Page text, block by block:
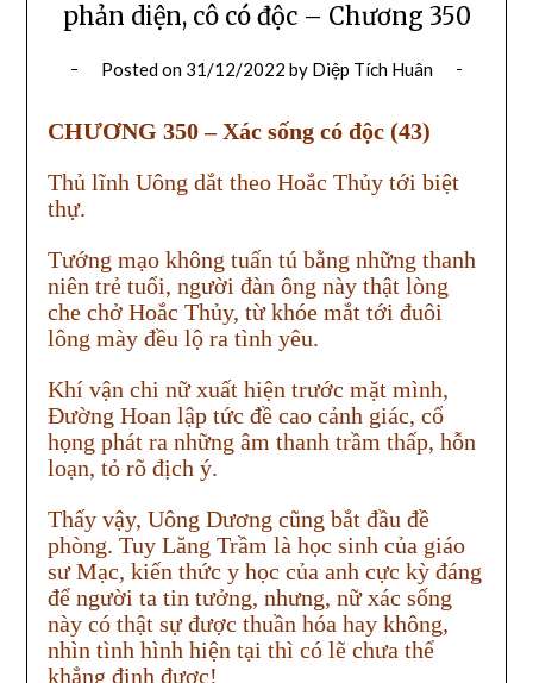
phản diện, cô có độc – Chương 350
Posted on 31/12/2022 by Diệp Tích Huân
CHƯƠNG 350 – Xác sống có độc (43)
Thủ lĩnh Uông dắt theo Hoắc Thủy tới biệt
thự.
Tướng mạo không tuấn tú bằng những thanh
niên trẻ tuổi, người đàn ông này thật lòng
che chở Hoắc Thủy, từ khóe mắt tới đuôi
lông mày đều lộ ra tình yêu.
Khí vận chi nữ xuất hiện trước mặt mình,
Đường Hoan lập tức đề cao cảnh giác, cổ
họng phát ra những âm thanh trầm thấp, hỗn
loạn, tỏ rõ địch ý.
Thấy vậy, Uông Dương cũng bắt đầu đề
phòng. Tuy Lăng Trầm là học sinh của giáo
sư Mạc, kiến thức y học của anh cực kỳ đáng
để người ta tin tưởng, nhưng, nữ xác sống
này có thật sự được thuần hóa hay không,
nhìn tình hình hiện tại thì có lẽ chưa thể
khẳng định được!